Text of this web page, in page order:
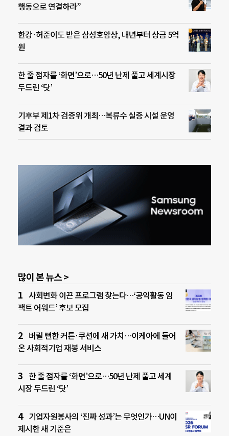
행동으로 연결하라”
한강·허준이도 받은 삼성호암상, 내년부터 상금 5억
원
한 줄 점자를 ‘화면’으로…50년 난제 풀고 세계시장
두드린 ‘닷’
기후부 제1차 검증위 개최…복류수 실증 시설 운영
결과 검토
많이 본 뉴스 >
사회변화 이끈 프로그램 찾는다…‘공익활동 임
팩트 어워드’ 후보 모집
버릴 뻔한 커튼·쿠션에 새 가치…이케아에 들어
온 사회적기업 재봉 서비스
한 줄 점자를 ‘화면’으로…50년 난제 풀고 세계
시장 두드린 ‘닷’
기업자원봉사의 ‘진짜 성과’는 무엇인가…UN이
제시한 새 기준은